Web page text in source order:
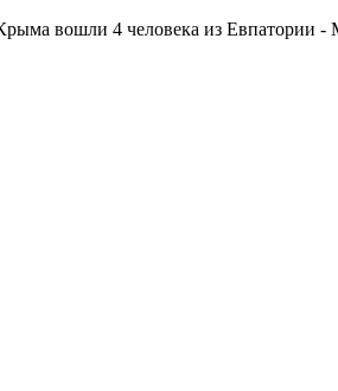
вошли 4 человека из Евпатории